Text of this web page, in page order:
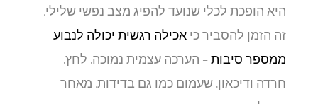
היא הופכת לכלי שנועד להפיג מצב נפשי שלילי.
זה הזמן להסביר כי אכילה רגשית יכולה לנבוע
ממספר סיבות– הערכה עצמית נמוכה, לחץ,
חרדה ודיכאון, שעמום כמו גם בדידות. מאחר